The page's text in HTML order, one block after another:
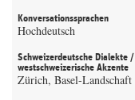
Konversationssprachen
Hochdeutsch
Schweizerdeutsche Dialekte /
westschweizerische Akzente
Zürich, Basel-Landschaft